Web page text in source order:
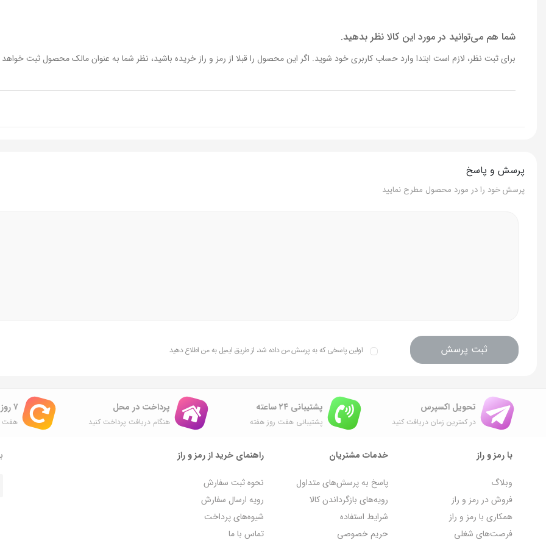
جنس داخلی لیزری
قابلیت نچسب دارد
سازگاری با انواع اجاق گاز
شما هم می‌توانید در مورد این کالا نظر بدهید.
برای ثبت نظر، لازم است ابتدا وارد حساب کاربری خود شوید. اگر این محصول را قبلا از رمز و راز خریده باشید، نظر شما به عنوان مالک محصول ثبت
پرسش و پاسخ
پرسش خود را در مورد محصول مطرح نمایید
ثبت پرسش اولین پاسخی که به پرسش من داده شد، از طریق ایمیل به من اطلاع دهید.
تحویل اکسپرس
در کمترین زمان دریافت کنید
پشتیبانی ۲۴ ساعته
پشتیبانی هفت روز هفته
پرداخت در محل
هنگام دریافت پرداخت کنید
۷ روز ضمانت بازگشت
هفت
با رمز و راز
وبلاگ
فروش در رمز و راز
همکاری با رمز و راز
فرصت‌های شغلی
خدمات مشتریان
پاسخ به پرسش‌های متداول
رویه‌های بازگرداندن کالا
شرایط استفاده
حریم خصوصی
راهنمای خرید از رمز و راز
نحوه ثبت سفارش
رویه ارسال سفارش
شیوه‌های پرداخت
تماس با ما